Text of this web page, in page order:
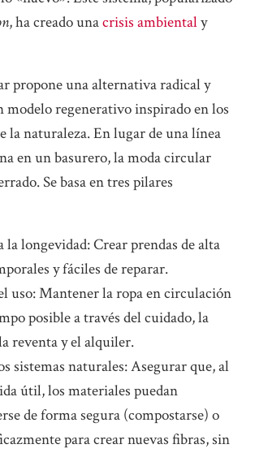
, ha creado unacrisis ambientaly
propone una alternativa radical y
modelo regenerativo inspirado en los
la naturaleza. En lugar de una línea
en un basurero, la moda circular
Se basa en tres pilares
la longevidad: Crear prendas de alta
y fáciles de reparar.
uso: Mantener la ropa en circulación
posible a través del cuidado, la
reventa y el alquiler.
sistemas naturales: Asegurar que, al
útil, los materiales puedan
de forma segura (compostarse) o
para crear nuevas fibras, sin